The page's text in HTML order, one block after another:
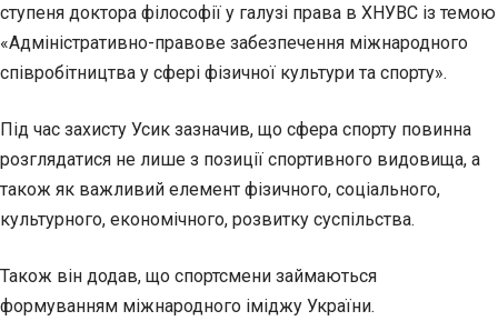
ступеня доктора філософії у галузі права в ХНУВС із темою
«Адміністративно-правове забезпечення міжнародного
співробітництва у сфері фізичної культури та спорту».
Під час захисту Усик зазначив, що сфера спорту повинна
розглядатися не лише з позиції спортивного видовища, а
також як важливий елемент фізичного, соціального,
культурного, економічного, розвитку суспільства.
Також він додав, що спортсмени займаються
формуванням міжнародного іміджу України.